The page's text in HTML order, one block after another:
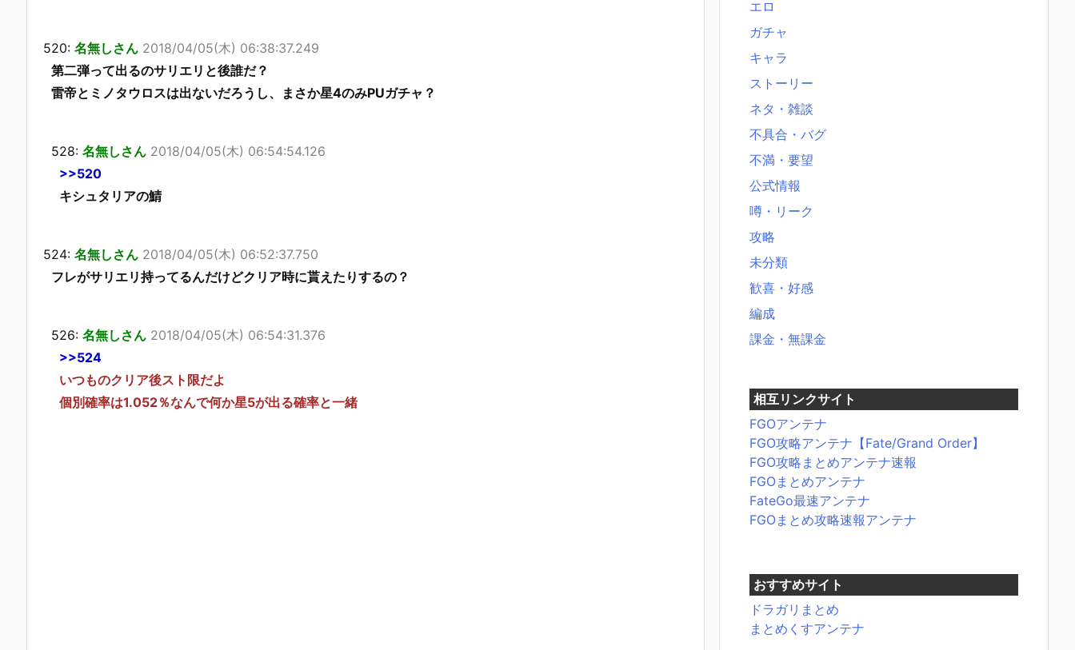
520: 名無しさん 2018/04/05(木) 06:38:37.249
第二弾って出るのサリエリと後誰だ？
雷帝とミノタウロスは出ないだろうし、まさか星4のみPUガチャ？
528: 名無しさん 2018/04/05(木) 06:54:54.126
>>520
キシュタリアの鯖
524: 名無しさん 2018/04/05(木) 06:52:37.750
フレがサリエリ持ってるんだけどクリア時に貰えたりするの？
526: 名無しさん 2018/04/05(木) 06:54:31.376
>>524
いつものクリア後スト限だよ
個別確率は1.052％なんで何か星5が出る確率と一緒
エロ
ガチャ
キャラ
ストーリー
ネタ・雑談
不具合・バグ
不満・要望
公式情報
噂・リーク
攻略
未分類
歓喜・好感
編成
課金・無課金
相互リンクサイト
FGOアンテナ
FGO攻略アンテナ【Fate/Grand Order】
FGO攻略まとめアンテナ速報
FGOまとめアンテナ
FateGo最速アンテナ
FGOまとめ攻略速報アンテナ
おすすめサイト
ドラガリまとめ
まとめくすアンテナ